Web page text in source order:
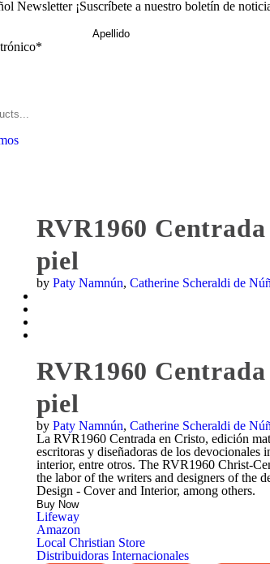
Newsletter ¡Suscríbete a nuestro boletín de
Nombre
*
RVR1960
piel
by Paty Namnún, Catherine Scheraldi de
In
RVR1960
piel
by Paty Namnún, Catherine Scheraldi de
La RVR1960 Centrada en Cristo, edición
escritoras y diseñadoras de los
interior, entre otros. The RVR1960 Christ-
the labor of the writers and designers of the
Design - Cover and Interior, among others.
Buy Now
Lifeway
Amazon
Local Christian Store
Distribuidoras Internacionales